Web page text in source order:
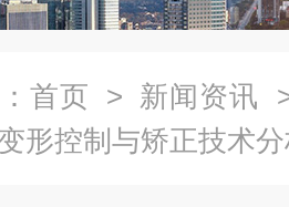
首页 > 新闻资讯
形控制与矫正技术